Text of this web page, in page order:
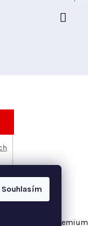
Souhlasím
Shoptet Premium